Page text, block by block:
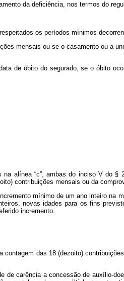
da deficiência, nos termos do
os períodos mínimos
mensais ou se o casamento ou a
de óbito do segurado, se o óbito
alínea “c”, ambas do inciso V do §
contribuições mensais ou da
mínimo de um ano inteiro na
novas idades para os fins
incremento.
das 18 (dezoito)
carência a concessão de auxílio-